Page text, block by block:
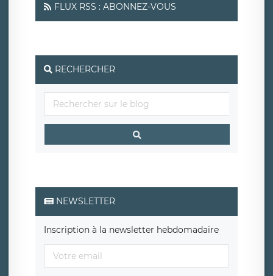
FLUX RSS : ABONNEZ-VOUS
RECHERCHER
NEWSLETTER
Inscription à la newsletter hebdomadaire